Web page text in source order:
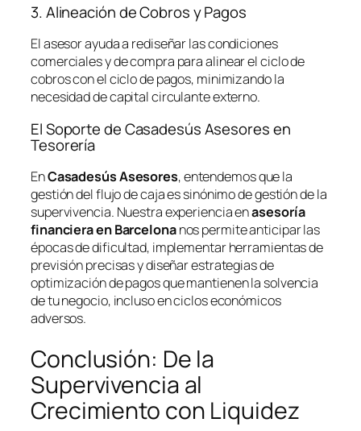
3. Alineación de Cobros y Pagos
El asesor ayuda a rediseñar las condiciones
comerciales y de compra para alinear el ciclo de
cobros con el ciclo de pagos, minimizando la
necesidad de capital circulante externo.
El Soporte de Casadesús Asesores en
Tesorería
EnCasadesús Asesores, entendemos que la
gestión del flujo de caja es sinónimo de gestión de la
supervivencia. Nuestra experiencia enasesoría
financiera en Barcelonanos permite anticipar las
épocas de dificultad, implementar herramientas de
previsión precisas y diseñar estrategias de
optimización de pagos que mantienen la solvencia
de tu negocio, incluso en ciclos económicos
adversos.
Conclusión: De la
Supervivencia al
Crecimiento con Liquidez